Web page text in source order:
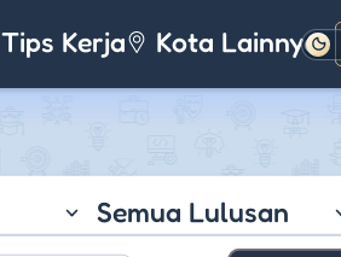
Tips Kerja Kota LainnyaGelap
Semua Lulusan